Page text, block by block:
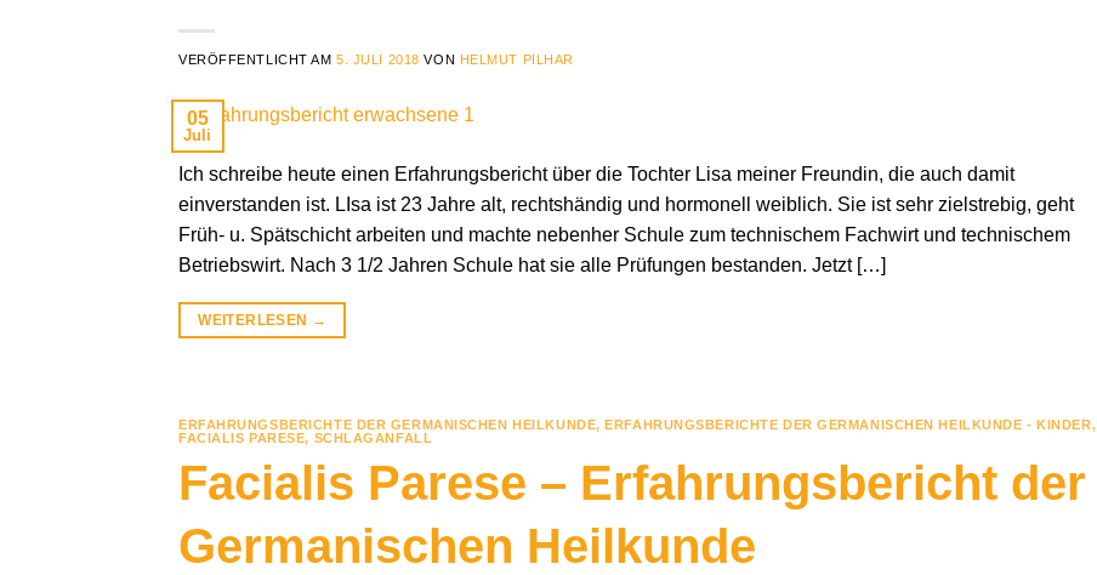
VERÖFFENTLICHT AM5. JULI 2018 VON HELMUT PILHAR
05
Juli
Ich schreibe heute einen Erfahrungsbericht über die Tochter Lisa meiner Freundin, die auch damit
einverstanden ist. LIsa ist 23 Jahre alt, rechtshändig und hormonell weiblich. Sie ist sehr zielstrebig, geht
Früh- u. Spätschicht arbeiten und machte nebenher Schule zum technischem Fachwirt und technischem
Betriebswirt. Nach 3 1/2 Jahren Schule hat sie alle Prüfungen bestanden. Jetzt […]
WEITERLESEN →
ERFAHRUNGSBERICHTE DER GERMANISCHEN HEILKUNDE,ERFAHRUNGSBERICHTE DER GERMANISCHEN HEILKUNDE - KINDER,
FACIALIS PARESE, SCHLAGANFALL
Facialis Parese – Erfahrungsbericht der
Germanischen Heilkunde